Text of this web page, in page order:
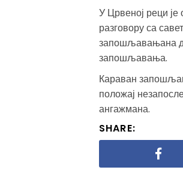
У Црвеној реци
разговору са
запошљавањана
запошљавања.
Караван
положај
ангажмана.
SHARE: